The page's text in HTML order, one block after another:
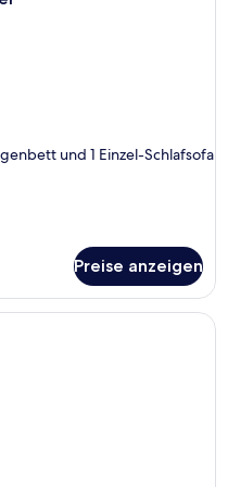
und 1 Einzel-Schlafsofa
Preise anzeigen